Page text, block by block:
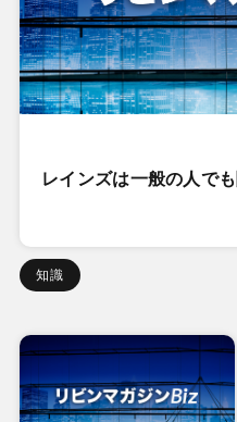
レインズは一般の人で
知識